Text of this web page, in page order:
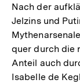
Nach der
Jelzins und
quer durch die
Anteil auch
Isabelle de